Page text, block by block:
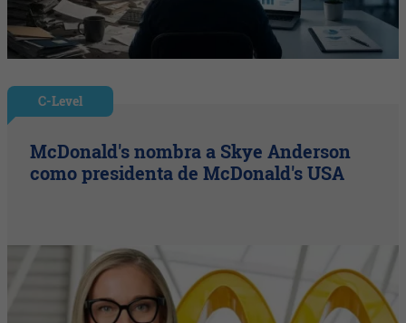
C-Level
McDonald's nombra a Skye Anderson
como presidenta de McDonald's USA